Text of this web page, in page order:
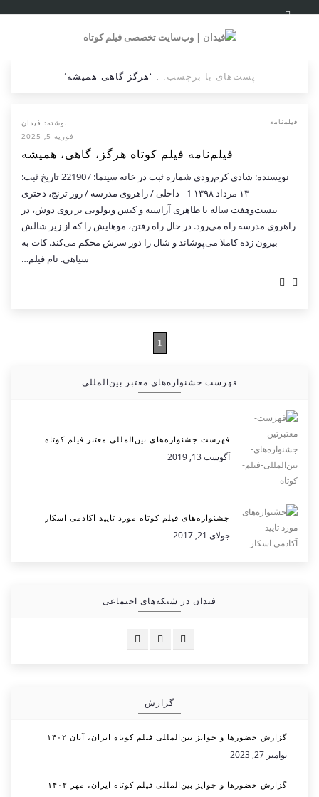
پست‌های با برچسب: : ‘هرگز گاهی همیشه’
فیلمنامه نوشته: فیدان
فوریه 5, 2025
فیلم‌نامه فیلم کوتاه هرگز، گاهی، همیشه
نویسنده: شادی کرم‌رودی شماره ثبت در خانه سینما: 221907 تاریخ ثبت:
۱۳ مرداد ۱۳۹۸ 1- داخلی / راهروی مدرسه / روز ترنج، دختری
بیست‌وهفت ساله با ظاهری آراسته و کیس ویولونی بر روی دوش، در
راهروی مدرسه راه می‌رود. در حال راه رفتن، موهایش را که از زیر شالش
بیرون زده کاملا می‌پوشاند و شال را دور سرش محکم می‌کند. کات به
سیاهی. نام فیلم…
1
فهرست جشنواره‌های معتبر بین‌المللی
فهرست جشنواره‌های بین‌المللی معتبر فیلم کوتاه
آگوست 13, 2019
جشنواره‌های فیلم کوتاه مورد تایید آکادمی اسکار
جولای 21, 2017
فیدان در شبکه‌های اجتماعی
گزارش
گزارش حضورها و جوایز بین‌المللی فیلم کوتاه ایران، آبان ۱۴۰۲
نوامبر 27, 2023
گزارش حضورها و جوایز بین‌المللی فیلم کوتاه ایران، مهر ۱۴۰۲